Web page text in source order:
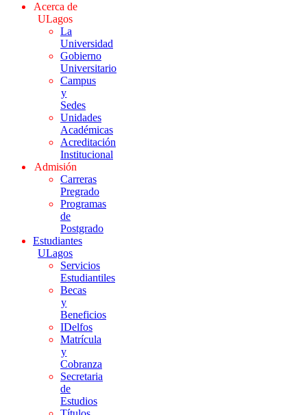
Acerca de
ULagos
La
Universidad
Gobierno
Universitario
Campus
y
Sedes
Unidades
Académicas
Acreditación
Institucional
Admisión
Carreras
Pregrado
Programas
de
Postgrado
Estudiantes
ULagos
Servicios
Estudiantiles
Becas
y
Beneficios
IDelfos
Matrícula
y
Cobranza
Secretaria
de
Estudios